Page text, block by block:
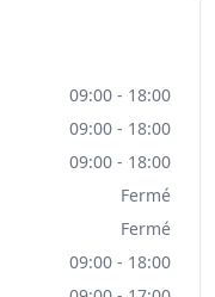
09:00 - 18:00
09:00 - 18:00
09:00 - 18:00
Fermé
Fermé
09:00 - 18:00